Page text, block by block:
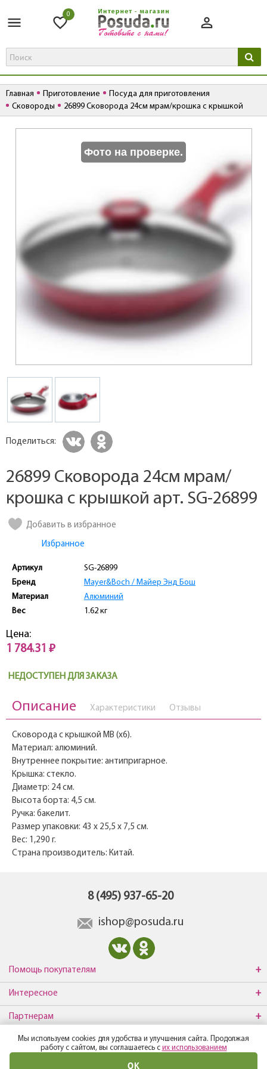
0
Главная Приготовление
Посуда для приготовления
Сковороды
26899 Сковорода 24см мрам/крошка с крышкой
Фото на проверке.
Поделиться:
26899 Сковорода 24см мрам/
крошка с крышкой арт. SG-26899
Добавить в избранное
Избранное
Артикул
SG-26899
Бренд
Mayer&Boch / Майер Энд Бош
Материал
Алюминий
Вес
1.62 кг
Цена:
1 784.31 ₽
НЕДОСТУПЕН ДЛЯ ЗАКАЗА
Описание Характеристики Отзывы
Сковорода с крышкой МВ (x6).
Материал: алюминий.
Внутреннее покрытие: антипригарное.
Крышка: стекло.
Диаметр: 24 см.
Высота борта: 4,5 см.
Ручка: бакелит.
Размер упаковки: 43 х 25,5 х 7,5 см.
Вес: 1,290 г.
Страна производитель: Китай.
8 (495) 937-65-20
ishop@posuda.ru
Помощь покупателям
Интересное
Партнерам
О компании
Мы используем cookies для удобства и улучшения сайта. Продолжая
работу с сайтом, вы соглашаетесь с их использованием
ОК